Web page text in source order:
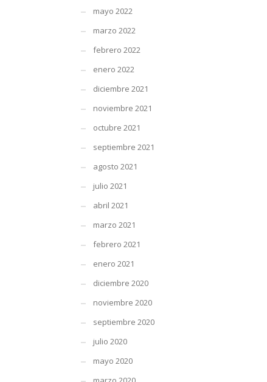
mayo 2022
marzo 2022
febrero 2022
enero 2022
diciembre 2021
noviembre 2021
octubre 2021
septiembre 2021
agosto 2021
julio 2021
abril 2021
marzo 2021
febrero 2021
enero 2021
diciembre 2020
noviembre 2020
septiembre 2020
julio 2020
mayo 2020